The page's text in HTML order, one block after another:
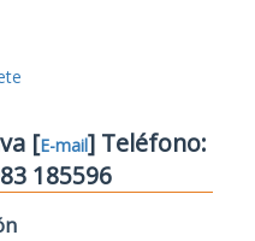
[E-mail] Teléfono:
185596